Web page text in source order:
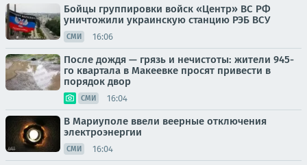
Бойцы группировки войск «Центр» ВС РФ
уничтожили украинскую станцию РЭБ ВСУ
СМИ 16:06
После дождя — грязь и нечистоты: жители 945-
го квартала в Макеевке просят привести в
порядок двор
СМИ 16:04
В Мариуполе ввели веерные отключения
электроэнергии
СМИ 16:04